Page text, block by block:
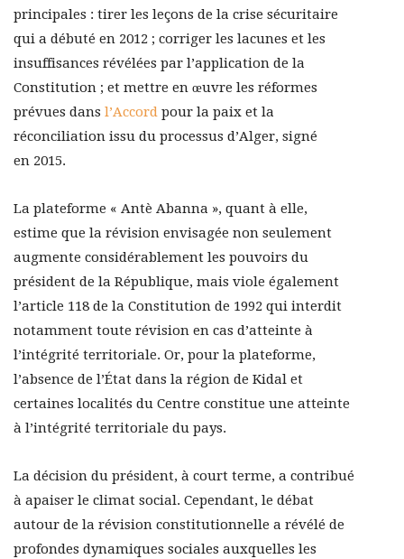
principales : tirer les leçons de la crise sécuritaire
qui a débuté en 2012 ; corriger les lacunes et les
insuffisances révélées par l’application de la
Constitution ; et mettre en œuvre les réformes
prévues dans l’Accord pour la paix et la
réconciliation issu du processus d’Alger, signé
en 2015.
La plateforme « Antè Abanna », quant à elle,
estime que la révision envisagée non seulement
augmente considérablement les pouvoirs du
président de la République, mais viole également
l’article 118 de la Constitution de 1992 qui interdit
notamment toute révision en cas d’atteinte à
l’intégrité territoriale. Or, pour la plateforme,
l’absence de l’État dans la région de Kidal et
certaines localités du Centre constitue une atteinte
à l’intégrité territoriale du pays.
La décision du président, à court terme, a contribué
à apaiser le climat social. Cependant, le débat
autour de la révision constitutionnelle a révélé de
profondes dynamiques sociales auxquelles les